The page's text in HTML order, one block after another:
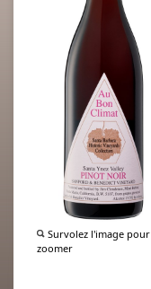
Survolez l'image pour
zoomer